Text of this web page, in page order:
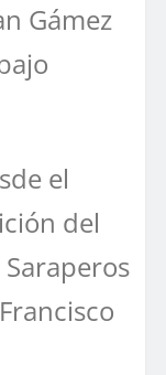
Gámez
el
del